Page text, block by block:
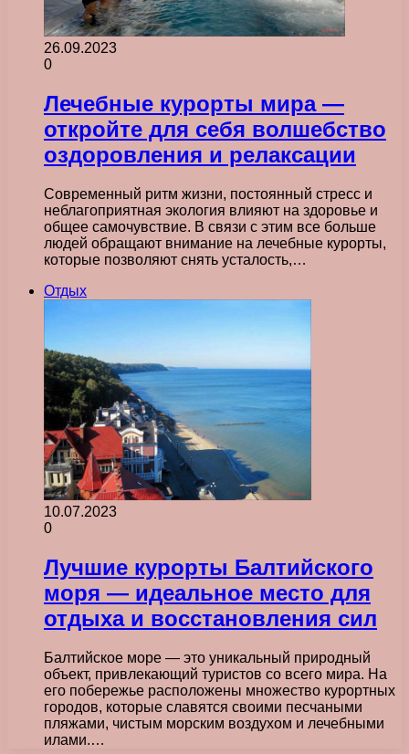
26.09.2023
0
Лечебные курорты мира —
откройте для себя волшебство
оздоровления и релаксации
Современный ритм жизни, постоянный стресс и
неблагоприятная экология влияют на здоровье и
общее самочувствие. В связи с этим все больше
людей обращают внимание на лечебные курорты,
которые позволяют снять усталость,…
Отдых
10.07.2023
0
Лучшие курорты Балтийского
моря — идеальное место для
отдыха и восстановления сил
Балтийское море — это уникальный природный
объект, привлекающий туристов со всего мира. На
его побережье расположены множество курортных
городов, которые славятся своими песчаными
пляжами, чистым морским воздухом и лечебными
илами.…